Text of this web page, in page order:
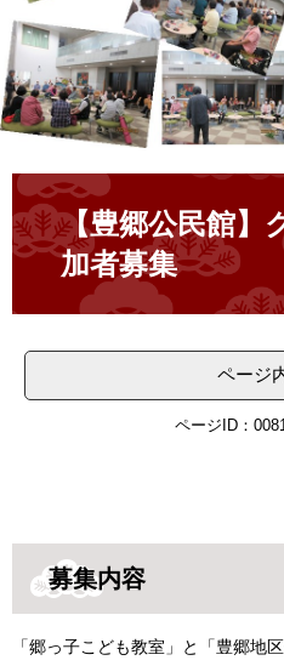
本
文
【豊郷公民館】
加者募集
ページ
ページID：
募集内容
「郷っ子こども教室」と「豊郷地